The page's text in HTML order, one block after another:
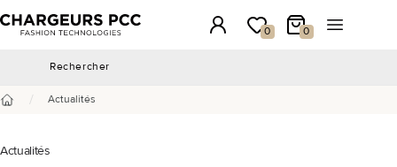
Chargeurs PCC Connexion
0
Ma wishlist
0
Mon panierOuvrir le
Rechercher
/ Actualités
Actualités